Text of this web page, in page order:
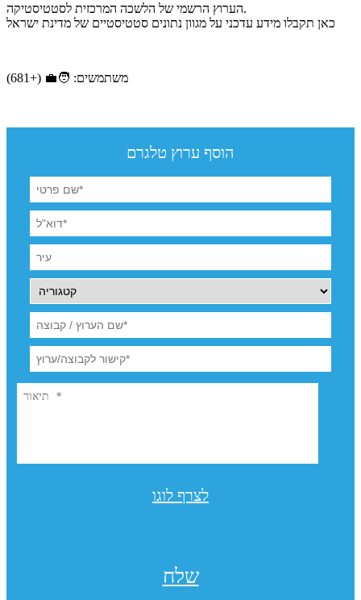
הערוץ הרשמי של הלשכה המרכזית לסטטיסטיקה.
כאן תקבלו מידע עדכני על מגוון נתונים סטטיסטיים של מדינת ישראל
משתמשים: 🧑‍💼 (+681)
הוסף ערוץ טלגרם
לצרף לוגו
שלח